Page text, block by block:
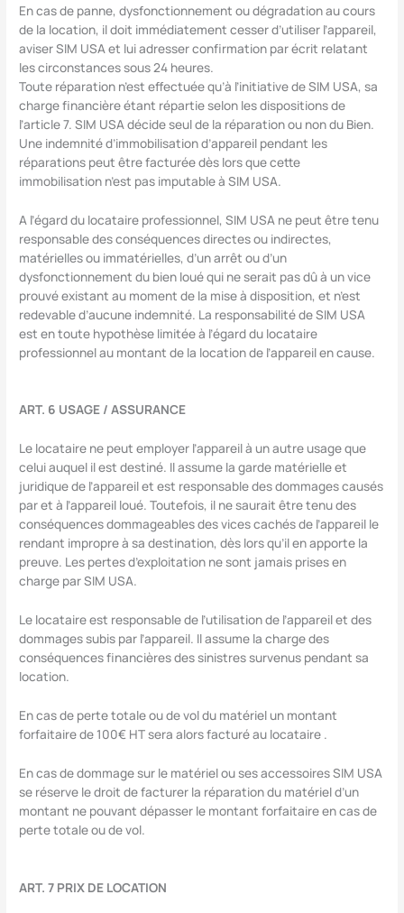
En cas de panne, dysfonctionnement ou dégradation au cours
de la location, il doit immédiatement cesser d’utiliser l’appareil,
aviser SIM USA et lui adresser confirmation par écrit relatant
les circonstances sous 24 heures.
Toute réparation n’est effectuée qu’à l’initiative de SIM USA, sa
charge financière étant répartie selon les dispositions de
l’article 7. SIM USA décide seul de la réparation ou non du Bien.
Une indemnité d’immobilisation d’appareil pendant les
réparations peut être facturée dès lors que cette
immobilisation n’est pas imputable à SIM USA.
A l’égard du locataire professionnel, SIM USA ne peut être tenu
responsable des conséquences directes ou indirectes,
matérielles ou immatérielles, d’un arrêt ou d’un
dysfonctionnement du bien loué qui ne serait pas dû à un vice
prouvé existant au moment de la mise à disposition, et n’est
redevable d’aucune indemnité. La responsabilité de SIM USA
est en toute hypothèse limitée à l’égard du locataire
professionnel au montant de la location de l’appareil en cause.
ART. 6 USAGE / ASSURANCE
Le locataire ne peut employer l’appareil à un autre usage que
celui auquel il est destiné. Il assume la garde matérielle et
juridique de l’appareil et est responsable des dommages causés
par et à l’appareil loué. Toutefois, il ne saurait être tenu des
conséquences dommageables des vices cachés de l’appareil le
rendant impropre à sa destination, dès lors qu’il en apporte la
preuve. Les pertes d’exploitation ne sont jamais prises en
charge par SIM USA.
Le locataire est responsable de l’utilisation de l’appareil et des
dommages subis par l’appareil. Il assume la charge des
conséquences financières des sinistres survenus pendant sa
location.
En cas de perte totale ou de vol du matériel un montant
forfaitaire de 100€ HT sera alors facturé au locataire .
En cas de dommage sur le matériel ou ses accessoires SIM USA
se réserve le droit de facturer la réparation du matériel d’un
montant ne pouvant dépasser le montant forfaitaire en cas de
perte totale ou de vol.
ART. 7 PRIX DE LOCATION